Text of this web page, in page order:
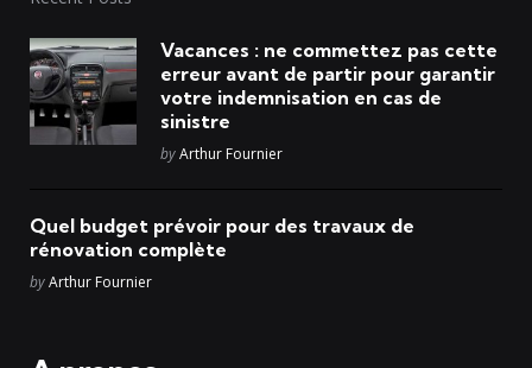
Vacances : ne commettez pas cette
erreur avant de partir pour garantir
votre indemnisation en cas de
sinistre
Posted
byArthur Fournier
Quel budget prévoir pour des travaux de
rénovation complète
Posted
byArthur Fournier